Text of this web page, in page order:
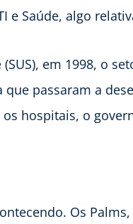
e Saúde, algo
em 1998, o
passaram a
hospitais, o
Os